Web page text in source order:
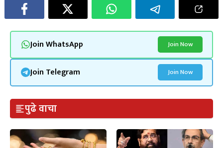
Join WhatsApp Join Now
Join Telegram Join Now
पुढे वाचा